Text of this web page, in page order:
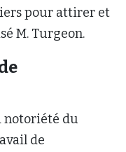
pour attirer et
M. Turgeon.
notoriété du
de